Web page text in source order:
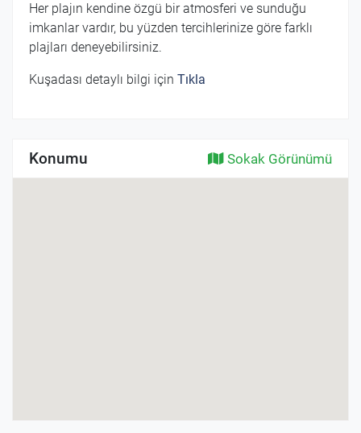
Her plajın kendine özgü bir atmosferi ve sunduğu
imkanlar vardır, bu yüzden tercihlerinize göre farklı
plajları deneyebilirsiniz.
Kuşadası detaylı bilgi için Tıkla
Konumu Sokak Görünümü